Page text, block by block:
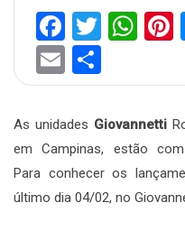
Email
As unidades Giovannetti
em Campinas, estão
Para conhecer os
último dia 04/02, no